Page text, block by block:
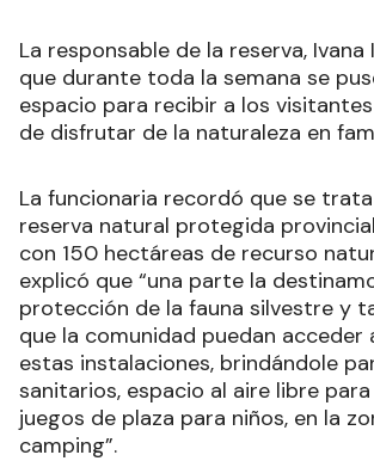
La responsable de la reserva, Ivana
que durante toda la semana se
espacio para recibir a los
de disfrutar de la naturaleza en
La funcionaria recordó que se trata
reserva natural protegida
con 150 hectáreas de recurso
explicó que “una parte la
protección de la fauna silvestre y
que la comunidad puedan acceder
estas instalaciones, brindándole
sanitarios, espacio al aire libre
juegos de plaza para niños, en la
camping”.